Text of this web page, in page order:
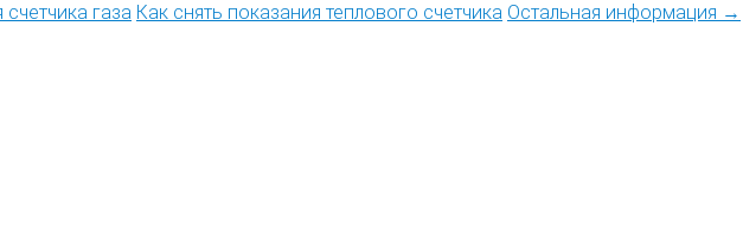
газа Как снять показания теплового счетчика Остальная информация →